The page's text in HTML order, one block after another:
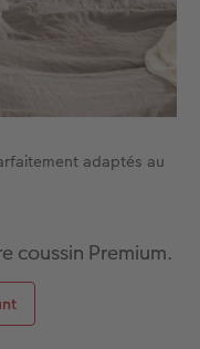
adaptés au
coussin Premium.